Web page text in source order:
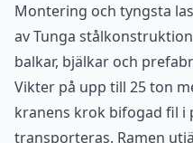
Montering och tyngsta
av Tunga
balkar, bjälkar och
Vikter på upp till 25 ton
kranens krok bifogad fil i
transporteras. Ramen